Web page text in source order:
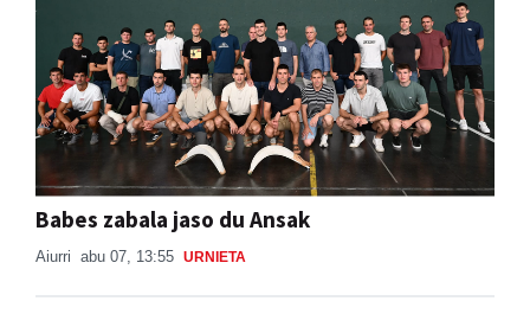
Babes zabala jaso du Ansak
Aiurri abu 07, 13:55 URNIETA